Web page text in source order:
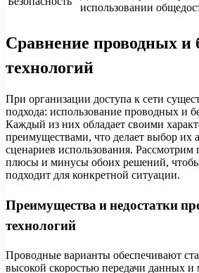
использовании
Сравнение проводных и
технологий
При организации доступа к сети
подхода: использование проводных и
Каждый из них обладает своими
преимуществами, что делает выбор их
сценариев использования.
плюсы и минусы обоих решений, чтобы
подходит для конкретной ситуации.
Преимущества и недостатки
технологий
Проводные варианты обеспечивают
высокой скоростью передачи данных